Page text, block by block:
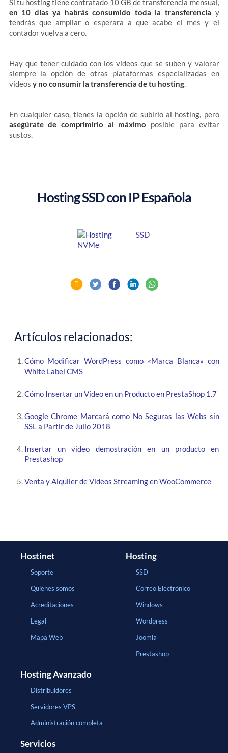
Si tu hosting tiene contratado 10 GB de transferencia mensual,
en 10 días ya habrás consumido toda la transferencia y
tendrás que ampliar o esperara a que acabe el mes y el
contador vuelva a cero.
Hay que tener cuidado con los vídeos que se suben y valorar
siempre la opción de otras plataformas especializadas en
vídeos y no consumir la transferencia de tu hosting.
En cualquier caso, tienes la opción de subirlo al hosting, pero
asegúrate de comprimirlo al máximo posible para evitar
sustos.
Hosting SSD con IP Española
Artículos relacionados:
Cómo Modificar WordPress como «Marca Blanca» con
White Label CMS
Cómo Insertar un Vídeo en un Producto en PrestaShop 1.7
Google Chrome Marcará como No Seguras las Webs sin
SSL a Partir de Julio 2018
Insertar un video demostración en un producto en
Prestashop
Venta y Alquiler de Vídeos Streaming en WooCommerce
Hostinet
Soporte
Quienes somos
Acreditaciones
Legal
Mapa Web
Hosting
SSD
Correo Electrónico
Windows
Wordpress
Joomla
Prestashop
Hosting Avanzado
Distribuidores
Servidores VPS
Administración completa
Servicios